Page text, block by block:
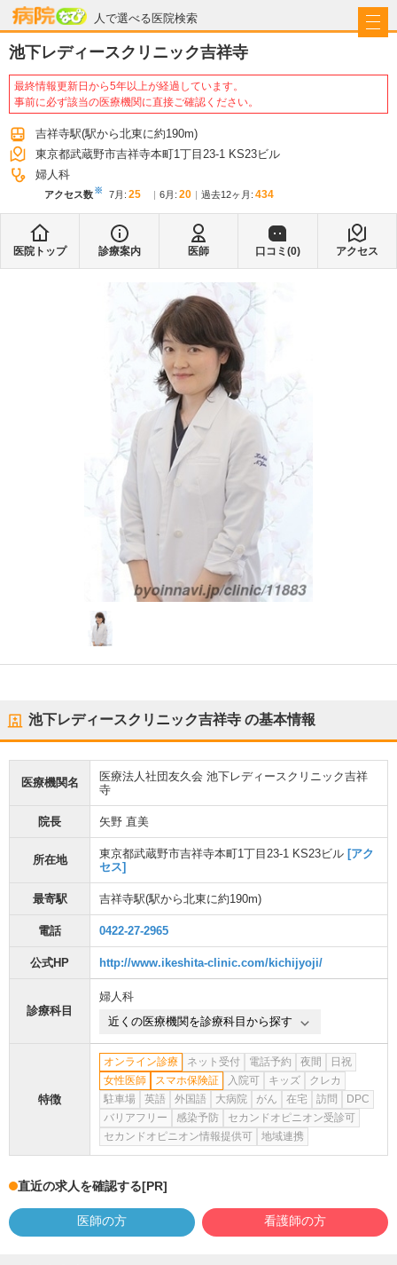
人で選べる医院検索
病院なび
池下レディースクリニック吉祥寺
最終情報更新日から5年以上が経過しています。
事前に必ず該当の医療機関に直接ご確認ください。
吉祥寺駅(駅から北東に約190m)
東京都武蔵野市吉祥寺本町1丁目23-1 KS23ビル
婦人科
アクセス数※ 7月 : 25 6月 : 20 過去12ヶ月: 434
医院トップ 診療案内 医師 口コミ(0) アクセス
池下レディースクリニック吉祥寺 の基本情報
医療機関名
医療法人社団友久会 池下レディースクリニック吉祥
寺
院長 矢野 直美
所在地 東京都武蔵野市吉祥寺本町1丁目23-1 KS23ビル [アク
セス]
最寄駅 吉祥寺駅(駅から北東に約190m)
電話 0422-27-2965
公式HP http://www.ikeshita-clinic.com/kichijyoji/
診療科目
婦人科
近くの医療機関を診療科目から探す
特徴
オンライン診療 ネット受付 電話予約 夜間
日祝
女性医師
スマホ保険証 入院可 キッズ
クレカ
駐車場
英語 外国語 大病院 がん 在宅 訪問
DPC
バリアフリー
感染予防
セカンドオピニオン受診可
セカンドオピニオン情報提供可
地域連携
直近の求人を確認する[PR]
医師の方 看護師の方